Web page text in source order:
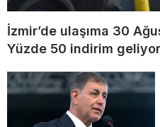
İzmir’de ulaşıma 30
Yüzde 50 indirim